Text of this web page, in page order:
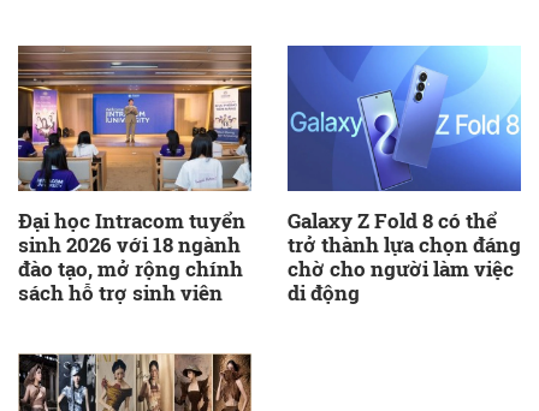
Đại học Intracom tuyển
sinh 2026 với 18 ngành
đào tạo, mở rộng chính
sách hỗ trợ sinh viên
Galaxy Z Fold 8 có thể
trở thành lựa chọn đáng
chờ cho người làm việc
di động